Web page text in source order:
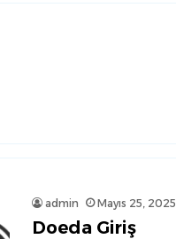
admin Mayıs 25, 2025
Doeda Giriş